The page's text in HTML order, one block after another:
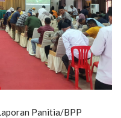
Panitia/BPP